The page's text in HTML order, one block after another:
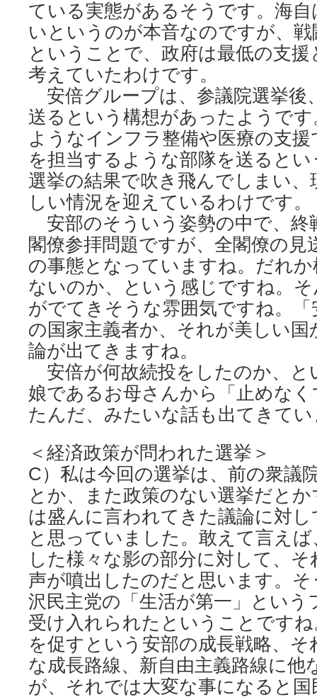
ている実態があるそうです。海
いというのが本音なのですが、
ということで、政府は最低の支
考えていたわけです。
安倍グループは、参議院選挙後
送るという構想があったようで
ようなインフラ整備や医療の支
を担当するような部隊を送ると
選挙の結果で吹き飛んでしまい
しい情況を迎えているわけです。
安部のそういう姿勢の中で、終
閣僚参拝問題ですが、全閣僚の見
の事態となっていますね。だれ
ないのか、という感じですね。
がでてきそうな雰囲気ですね。
の国家主義者か、それが美しい
論が出てきますね。
安倍が何故続投をしたのか、と
娘であるお母さんから「止めな
たんだ、みたいな話も出てきて
＜経済政策が問われた選挙＞
C）私は今回の選挙は、前の衆議
とか、また政策のない選挙だと
は盛んに言われてきた議論に対
と思っていました。敢えて言え
した様々な影の部分に対して、
声が噴出したのだと思います。
沢民主党の「生活が第一」という
受け入れられたということです
を促すという安部の成長戦略、そ
な成長路線、新自由主義路線に他
が、それでは大変な事になると